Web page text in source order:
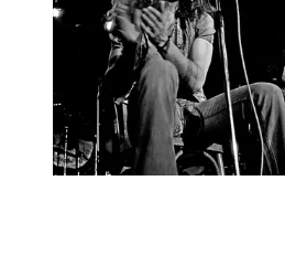
Heinrich Klaffs Artikel zum Foto
Commons)